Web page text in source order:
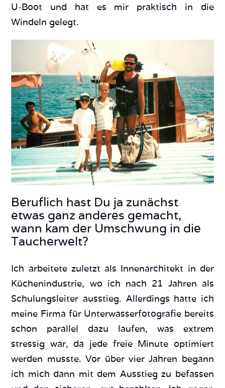
U-Boot und hat es mir praktisch in die
Windeln gelegt.
Beruflich hast Du ja zunächst
etwas ganz anderes gemacht,
wann kam der Umschwung in die
Taucherwelt?
Ich arbeitete zuletzt als Innenarchitekt in der
Küchenindustrie, wo ich nach 21 Jahren als
Schulungsleiter ausstieg. Allerdings hatte ich
meine Firma für Unterwasserfotografie bereits
schon parallel dazu laufen, was extrem
stressig war, da jede freie Minute optimiert
werden musste. Vor über vier Jahren begann
ich mich dann mit dem Ausstieg zu befassen